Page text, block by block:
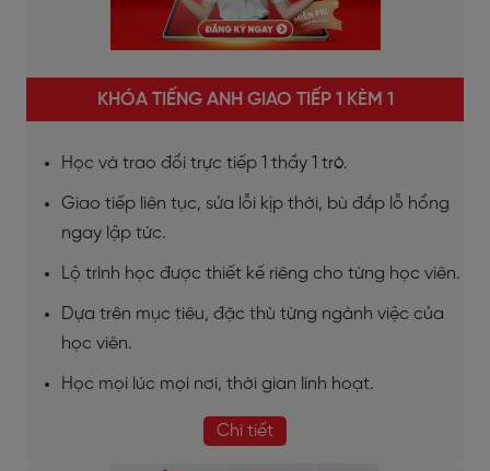
KHÓA TIẾNG ANH GIAO TIẾP 1 KÈM 1
Học và trao đổi trực tiếp 1 thầy 1 trò.
Giao tiếp liên tục, sửa lỗi kịp thời, bù đắp lỗ hổng
ngay lập tức.
Lộ trình học được thiết kế riêng cho từng học viên.
Dựa trên mục tiêu, đặc thù từng ngành việc của
học viên.
Học mọi lúc mọi nơi, thời gian linh hoạt.
Chi tiết